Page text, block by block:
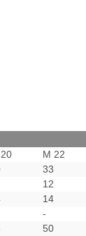
M 22
33
12
14
-
50